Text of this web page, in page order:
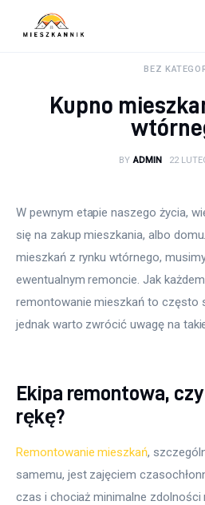
Sypialnia
Salon
Ogród
Salon
BEZ
Kupno
BY ADMIN 22
W pewnym etapie naszego życia,
się na zakup mieszkania, albo
mieszkań z rynku wtórnego,
ewentualnym remoncie. Jak
remontowanie mieszkań to często
jednak warto zwrócić uwagę na
Ekipa remontowa,
rękę?
Remontowanie mieszkań,
samemu, jest zajęciem
czas i chociaż minimalne zdolności